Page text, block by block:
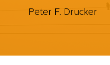
Peter F. Drucker